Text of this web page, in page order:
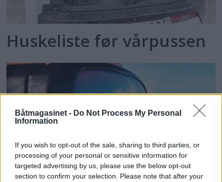
Båtmagasinet - Do Not Process My Personal
Information
If you wish to opt-out of the sale, sharing to third parties, or
processing of your personal or sensitive information for
targeted advertising by us, please use the below opt-out
section to confirm your selection. Please note that after your
Huskeliste før vårpussen